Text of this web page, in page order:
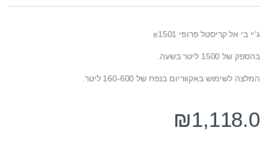
ג’יי בי אל קריסטל פרופי e1501
בהספק של 1500 ליטר בשעה.
המלצה לשימוש באקווריום בנפח של 160-600 ליטר.
₪1,118.0